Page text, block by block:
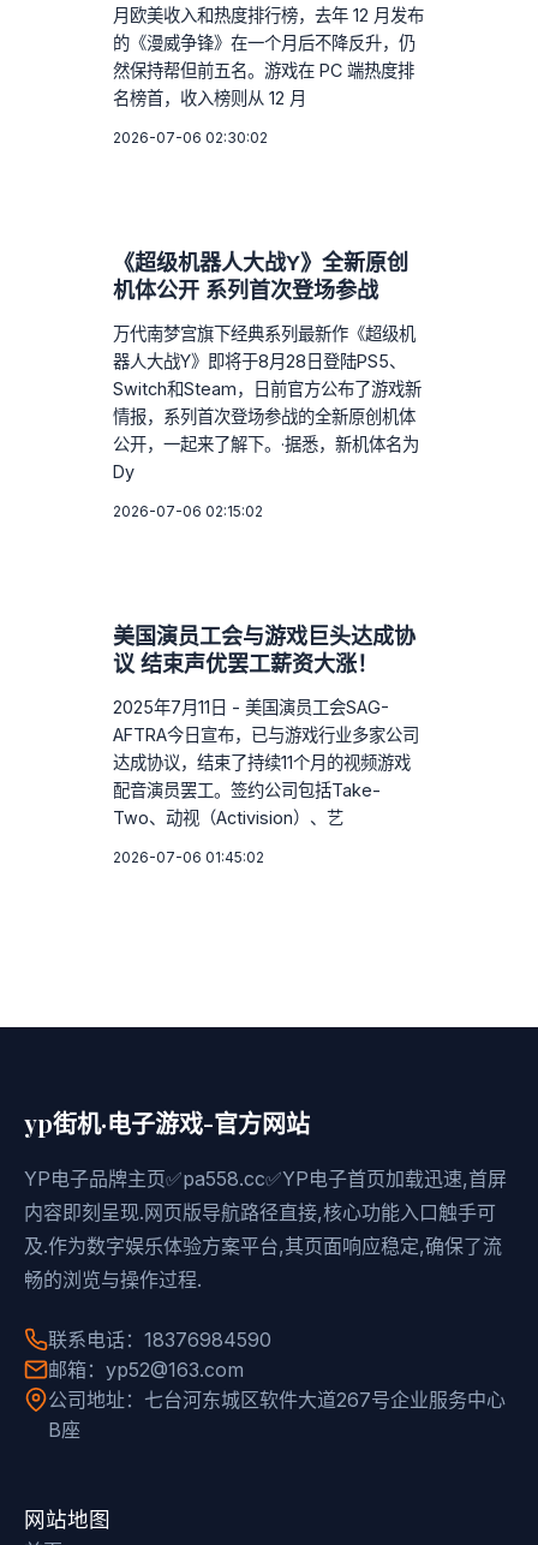
月欧美收入和热度排行榜，去年 12 月发布
的《漫威争锋》在一个月后不降反升，仍
然保持帮但前五名。游戏在 PC 端热度排
名榜首，收入榜则从 12 月
2026-07-06 02:30:02
《超级机器人大战Y》全新原创
机体公开 系列首次登场参战
万代南梦宫旗下经典系列最新作《超级机
器人大战Y》即将于8月28日登陆PS5、
Switch和Steam，日前官方公布了游戏新
情报，系列首次登场参战的全新原创机体
公开，一起来了解下。·据悉，新机体名为
Dy
2026-07-06 02:15:02
美国演员工会与游戏巨头达成协
议 结束声优罢工薪资大涨！
2025年7月11日 - 美国演员工会SAG-
AFTRA今日宣布，已与游戏行业多家公司
达成协议，结束了持续11个月的视频游戏
配音演员罢工。签约公司包括Take-
Two、动视（Activision）、艺
2026-07-06 01:45:02
yp街机·电子游戏-官方网站
YP电子品牌主页✅pa558.cc✅YP电子首页加载迅速,首屏
内容即刻呈现.网页版导航路径直接,核心功能入口触手可
及.作为数字娱乐体验方案平台,其页面响应稳定,确保了流
畅的浏览与操作过程.
联系电话：18376984590
邮箱：yp52@163.com
公司地址：七台河东城区软件大道267号企业服务中心
B座
网站地图